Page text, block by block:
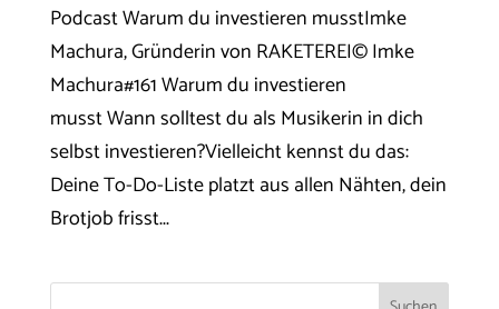
Podcast Warum du investieren musstImke
Machura, Gründerin von RAKETEREI© Imke
Machura#161 Warum du investieren
musst Wann solltest du als Musikerin in dich
selbst investieren?Vielleicht kennst du das:
Deine To-Do-Liste platzt aus allen Nähten, dein
Brotjob frisst...